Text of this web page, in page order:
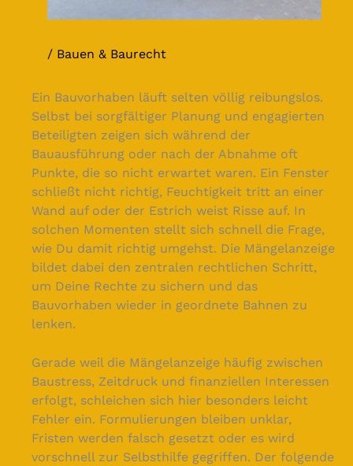
Bauen & Baurecht
Ein Bauvorhaben läuft selten völlig reibungslos.
Selbst bei sorgfältiger Planung und engagierten
Beteiligten zeigen sich während der
Bauausführung oder nach der Abnahme oft
Punkte, die so nicht erwartet waren. Ein Fenster
schließt nicht richtig, Feuchtigkeit tritt an einer
Wand auf oder der Estrich weist Risse auf. In
solchen Momenten stellt sich schnell die Frage,
wie Du damit richtig umgehst. Die Mängelanzeige
bildet dabei den zentralen rechtlichen Schritt,
um Deine Rechte zu sichern und das
Bauvorhaben wieder in geordnete Bahnen zu
lenken.
Gerade weil die Mängelanzeige häufig zwischen
Baustress, Zeitdruck und finanziellen Interessen
erfolgt, schleichen sich hier besonders leicht
Fehler ein. Formulierungen bleiben unklar,
Fristen werden falsch gesetzt oder es wird
vorschnell zur Selbsthilfe gegriffen. Der folgende